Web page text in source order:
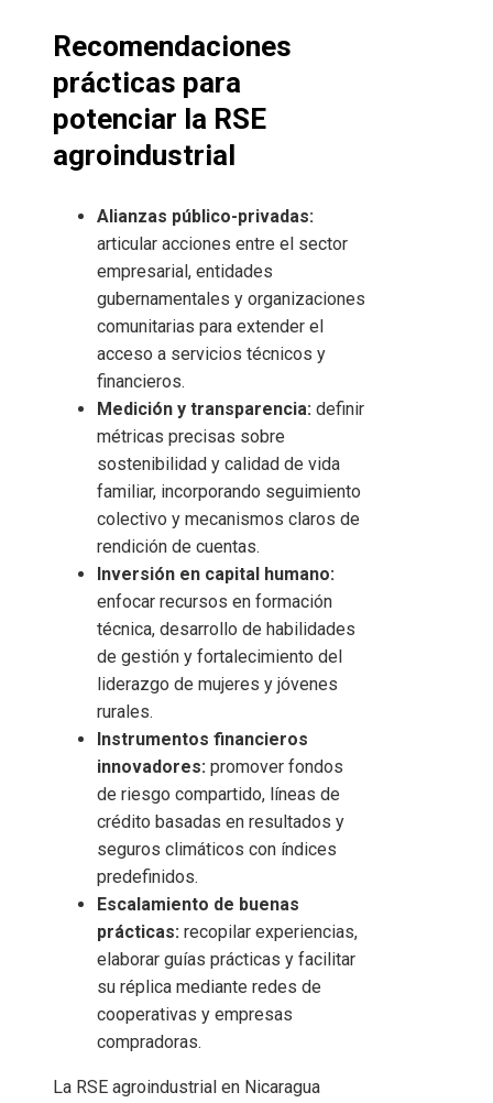
Recomendaciones
prácticas para
potenciar la RSE
agroindustrial
Alianzas público-privadas:
articular acciones entre el sector
empresarial, entidades
gubernamentales y organizaciones
comunitarias para extender el
acceso a servicios técnicos y
financieros.
Medición y transparencia: definir
métricas precisas sobre
sostenibilidad y calidad de vida
familiar, incorporando seguimiento
colectivo y mecanismos claros de
rendición de cuentas.
Inversión en capital humano:
enfocar recursos en formación
técnica, desarrollo de habilidades
de gestión y fortalecimiento del
liderazgo de mujeres y jóvenes
rurales.
Instrumentos financieros
innovadores: promover fondos
de riesgo compartido, líneas de
crédito basadas en resultados y
seguros climáticos con índices
predefinidos.
Escalamiento de buenas
prácticas: recopilar experiencias,
elaborar guías prácticas y facilitar
su réplica mediante redes de
cooperativas y empresas
compradoras.
La RSE agroindustrial en Nicaragua